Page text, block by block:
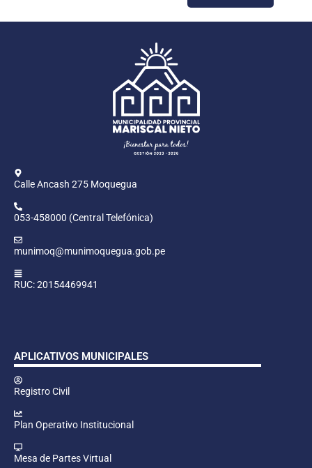
Calle Ancash 275 Moquegua
053-458000 (Central Telefónica)
munimoq@munimoquegua.gob.pe
RUC: 20154469941
APLICATIVOS MUNICIPALES
Registro Civil
Plan Operativo Institucional
Mesa de Partes Virtual